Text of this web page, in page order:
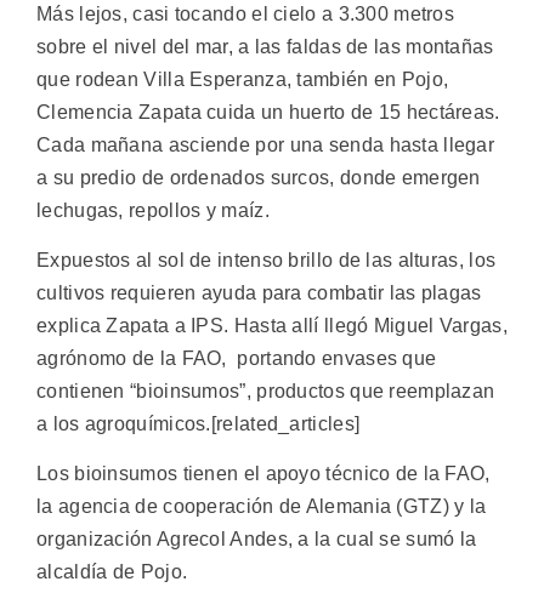
Más lejos, casi tocando el cielo a 3.300 metros
sobre el nivel del mar, a las faldas de las montañas
que rodean Villa Esperanza, también en Pojo,
Clemencia Zapata cuida un huerto de 15 hectáreas.
Cada mañana asciende por una senda hasta llegar
a su predio de ordenados surcos, donde emergen
lechugas, repollos y maíz.
Expuestos al sol de intenso brillo de las alturas, los
cultivos requieren ayuda para combatir las plagas
explica Zapata a IPS. Hasta allí llegó Miguel Vargas,
agrónomo de la FAO, portando envases que
contienen “bioinsumos”, productos que reemplazan
a los agroquímicos.[related_articles]
Los bioinsumos tienen el apoyo técnico de la FAO,
la agencia de cooperación de Alemania (GTZ) y la
organización Agrecol Andes, a la cual se sumó la
alcaldía de Pojo.